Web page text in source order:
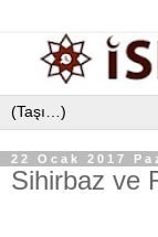
22 Ocak 2017
Sihirbaz ve